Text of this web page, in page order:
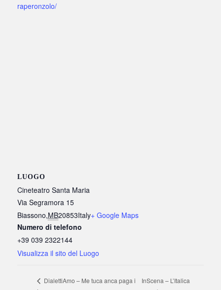
raperonzolo/
LUOGO
Cineteatro Santa Maria
Via Segramora 15
Biassono,MB20853Italy+ Google Maps
Numero di telefono
+39 039 2322144
Visualizza il sito del Luogo
DialettiAmo – Me tuca anca paga i
InScena – L’Italica